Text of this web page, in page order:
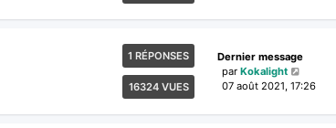
1 RÉPONSES
16324 VUES
Dernier message
par Kokalight
07 août 2021, 17:26